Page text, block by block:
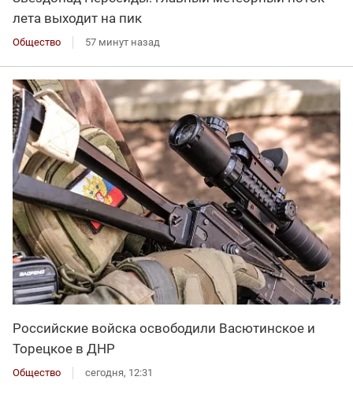
лета выходит на пик
Общество 57 минут назад
Российские войска освободили Васютинское и
Торецкое в ДНР
Общество сегодня, 12:31